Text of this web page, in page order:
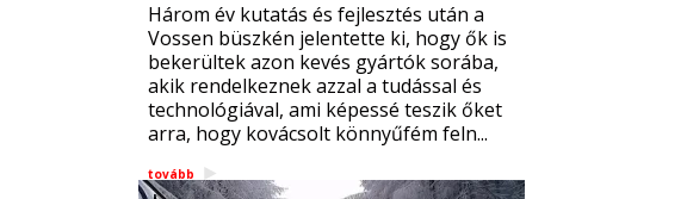
Három év kutatás és fejlesztés után a
Vossen büszkén jelentette ki, hogy ők is
bekerültek azon kevés gyártók sorába,
akik rendelkeznek azzal a tudással és
technológiával, ami képessé teszik őket
arra, hogy kovácsolt könnyűfém feln...
tovább